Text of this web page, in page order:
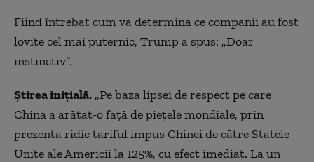
Fiind întrebat cum va determina ce companii au fost
lovite cel mai puternic, Trump a spus: „Doar
instinctiv”.
Știrea inițială. „Pe baza lipsei de respect pe care
China a arătat-o față de piețele mondiale, prin
prezenta ridic tariful impus Chinei de către Statele
Unite ale Americii la 125%, cu efect imediat. La un